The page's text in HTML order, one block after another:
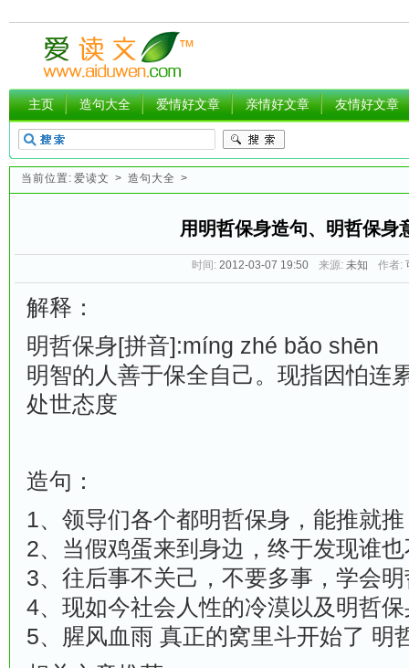
主页 造句大全 爱情好文章 亲情好文章 友情好文章
当前位置: 爱读文 > 造句大全 >
用明哲保身造句、明哲保身
时间: 2012-03-07 19:50 来源: 未知 作者:
解释：
明哲保身[拼音]:míng zhé bǎo shēn
明智的人善于保全自己。现指因怕连
处世态度
造句：
1、领导们各个都明哲保身，能推就推
2、当假鸡蛋来到身边，终于发现谁
3、往后事不关己，不要多事，学会
4、现如今社会人性的冷漠以及明哲
5、腥风血雨 真正的窝里斗开始了 明